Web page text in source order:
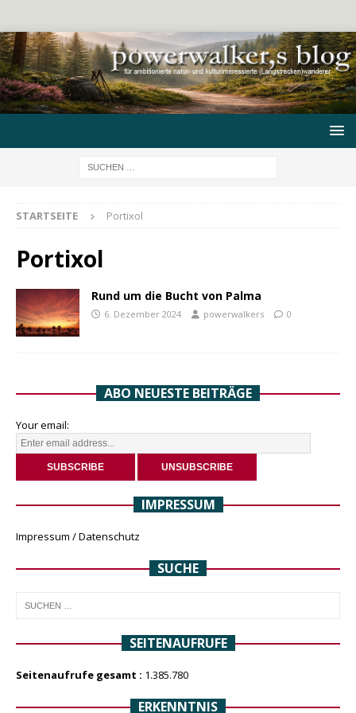
STARTSEITE Portixol
Portixol
Rund um die Bucht von Palma
6. Dezember 2024 powerwalkers 0
ABO NEUESTE BEITRÄGE
Your email:
IMPRESSUM
Impressum / Datenschutz
SUCHE
SEITENAUFRUFE
Seitenaufrufe gesamt : 1.385.780
ERKENNTNIS